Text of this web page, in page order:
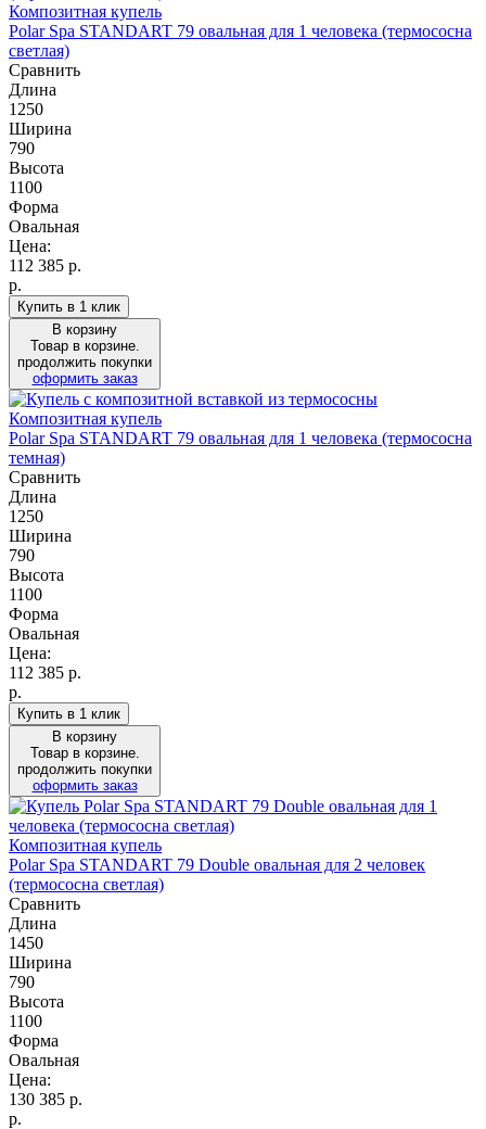
Композитная купель
Polar Spa STANDART 79 овальная для 1 человека (термососна
светлая)
Сравнить
Длина
1250
Ширина
790
Высота
1100
Форма
Овальная
Цена:
112 385 р.
р.
Купить в 1 клик
В корзину
Товар в корзине.
продолжить покупки
оформить заказ
Композитная купель
Polar Spa STANDART 79 овальная для 1 человека (термососна
темная)
Сравнить
Длина
1250
Ширина
790
Высота
1100
Форма
Овальная
Цена:
112 385 р.
р.
Купить в 1 клик
В корзину
Товар в корзине.
продолжить покупки
оформить заказ
Композитная купель
Polar Spa STANDART 79 Double овальная для 2 человек
(термососна светлая)
Сравнить
Длина
1450
Ширина
790
Высота
1100
Форма
Овальная
Цена:
130 385 р.
р.